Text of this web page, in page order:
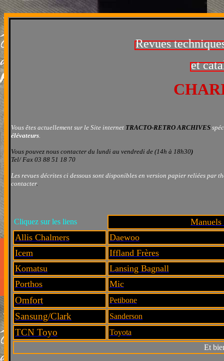
Revues
et
Vous êtes actuellement sur le Site internet TRACTO-RETRO ARCHIVES
élévateurs.
Vous pouvez nous contacter du lundi au vendredi de (14h à 18h30)
Tel/ Fax 03 88 51 18 70
Les revues décrites ci dessous sont disponibles en version papier reliées
contacter.
Cliquez sur les liens
Manuels
Allis Chalmers
Daewoo
Icem
Iffland Frères
Komatsu
Lansing Bagnall
Porthos
Mic
Omfort Petibone
Sansung/Clark Sanderson
TCN Toyo
Toyota
Et